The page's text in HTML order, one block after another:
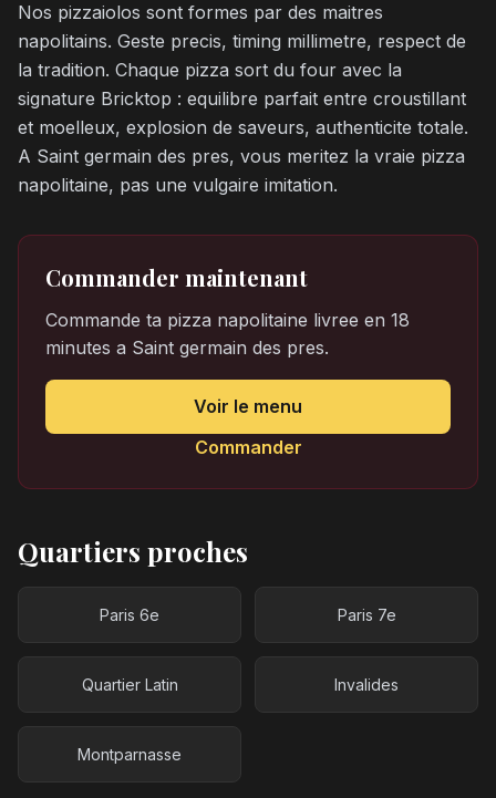
Nos pizzaiolos sont formes par des maitres
napolitains. Geste precis, timing millimetre, respect de
la tradition. Chaque pizza sort du four avec la
signature Bricktop : equilibre parfait entre croustillant
et moelleux, explosion de saveurs, authenticite totale.
A Saint germain des pres, vous meritez la vraie pizza
napolitaine, pas une vulgaire imitation.
Commander maintenant
Commande ta pizza napolitaine livree en 18
minutes a Saint germain des pres.
Voir le menu
Commander
Quartiers proches
Paris 6e Paris 7e
Quartier Latin Invalides
Montparnasse